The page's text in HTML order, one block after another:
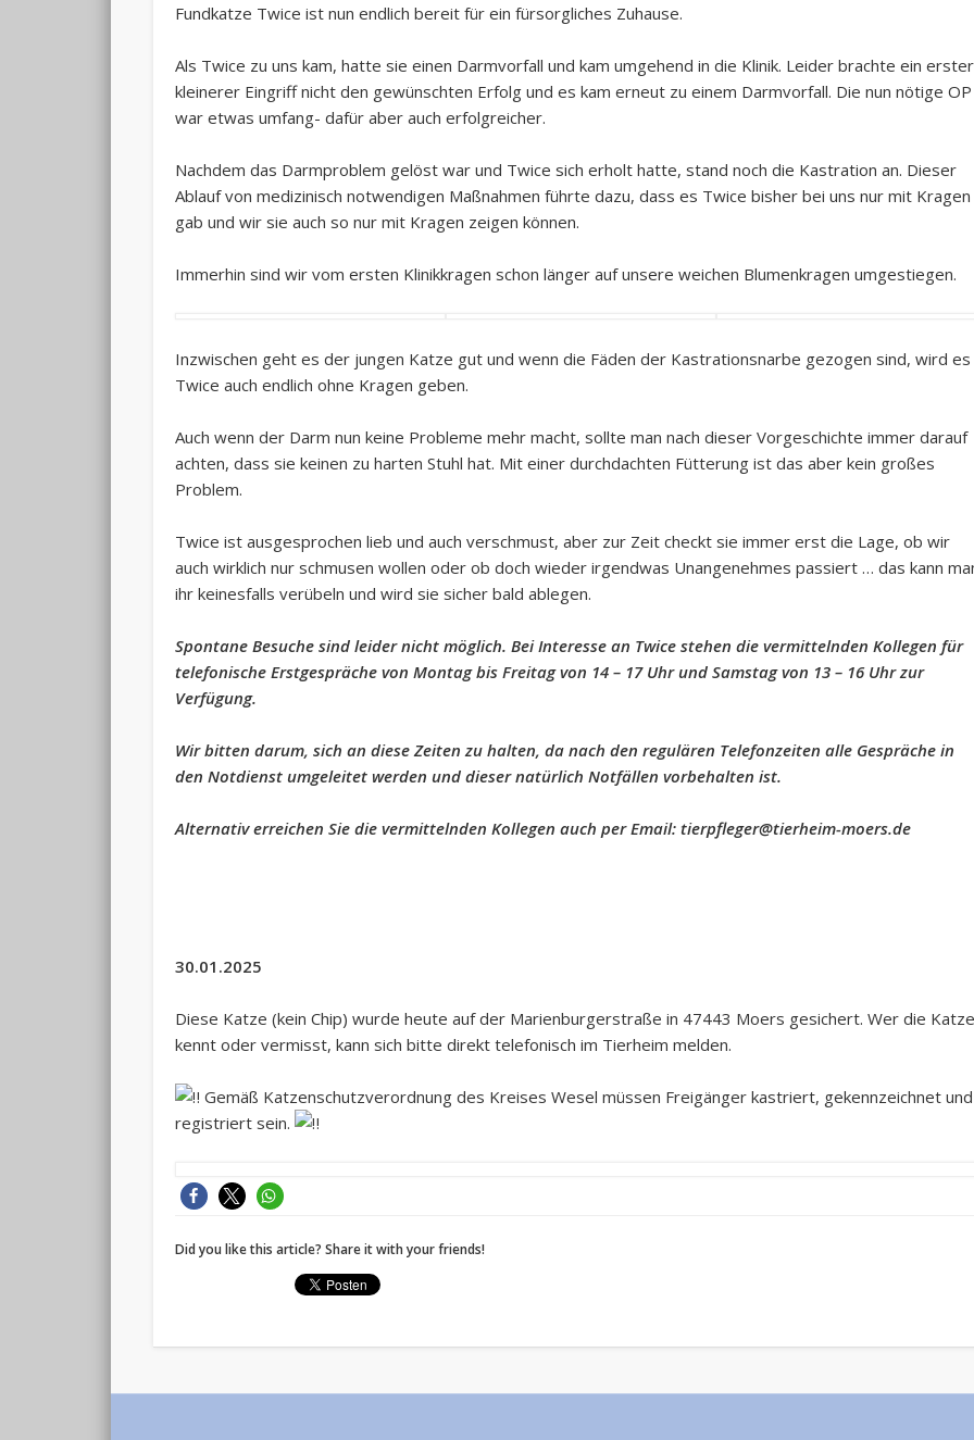
Fundkatze Twice ist nun endlich bereit für ein fürsorgliches Zuhause.
Als Twice zu uns kam, hatte sie einen Darmvorfall und kam umgehend in die Klinik. Leider brachte ein
kleinerer Eingriff nicht den gewünschten Erfolg und es kam erneut zu einem Darmvorfall. Die nun nötige OP
war etwas umfang- dafür aber auch erfolgreicher.
Nachdem das Darmproblem gelöst war und Twice sich erholt hatte, stand noch die Kastration an. Dieser
Ablauf von medizinisch notwendigen Maßnahmen führte dazu, dass es Twice bisher bei uns nur mit Kragen
gab und wir sie auch so nur mit Kragen zeigen können.
Immerhin sind wir vom ersten Klinikkragen schon länger auf unsere weichen Blumenkragen umgestiegen.
Inzwischen geht es der jungen Katze gut und wenn die Fäden der Kastrationsnarbe gezogen sind, wird es
Twice auch endlich ohne Kragen geben.
Auch wenn der Darm nun keine Probleme mehr macht, sollte man nach dieser Vorgeschichte immer darauf
achten, dass sie keinen zu harten Stuhl hat. Mit einer durchdachten Fütterung ist das aber kein großes
Problem.
Twice ist ausgesprochen lieb und auch verschmust, aber zur Zeit checkt sie immer erst die Lage, ob wir
auch wirklich nur schmusen wollen oder ob doch wieder irgendwas Unangenehmes passiert … das kann
ihr keinesfalls verübeln und wird sie sicher bald ablegen.
Spontane Besuche sind leider nicht möglich. Bei Interesse an Twice stehen die vermittelnden Kollegen für
telefonische Erstgespräche von Montag bis Freitag von 14 – 17 Uhr und Samstag von 13 – 16 Uhr zur
Verfügung.
Wir bitten darum, sich an diese Zeiten zu halten, da nach den regulären Telefonzeiten alle Gespräche in
den Notdienst umgeleitet werden und dieser natürlich Notfällen vorbehalten ist.
Alternativ erreichen Sie die vermittelnden Kollegen auch per Email: tierpfleger@tierheim-moers.de
30.01.2025
Diese Katze (kein Chip) wurde heute auf der Marienburgerstraße in 47443 Moers gesichert. Wer die Katze
kennt oder vermisst, kann sich bitte direkt telefonisch im Tierheim melden.
Gemäß Katzenschutzverordnung des Kreises Wesel müssen Freigänger kastriert, gekennzeichnet und
registriert sein.
Did you like this article? Share it with your friends!